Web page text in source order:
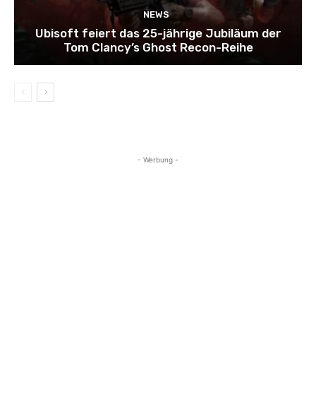
NEWS
Ubisoft feiert das 25-jährige Jubiläum der
Tom Clancy’s Ghost Recon-Reihe
- Werbung -